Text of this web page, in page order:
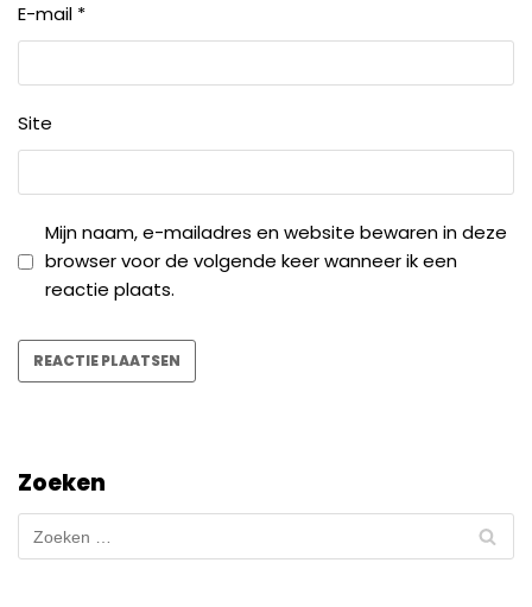
E-mail *
Site
Mijn naam, e-mailadres en website bewaren in deze
browser voor de volgende keer wanneer ik een
reactie plaats.
Zoeken